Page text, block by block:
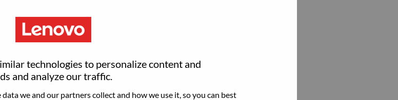
technologies to personalize content and
and analyze our traffic.
we and our partners collect and how we use it, so you can best
战略落地与高层汇报
、智能算法库、自动化引擎、数据智能